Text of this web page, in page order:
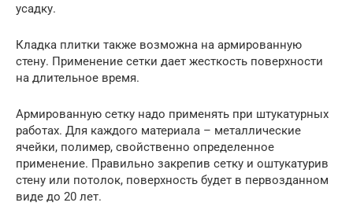
усадку.
Кладка плитки также возможна на армированную
стену. Применение сетки дает жесткость поверхности
на длительное время.
Армированную сетку надо применять при штукатурных
работах. Для каждого материала – металлические
ячейки, полимер, свойственно определенное
применение. Правильно закрепив сетку и оштукатурив
стену или потолок, поверхность будет в первозданном
виде до 20 лет.